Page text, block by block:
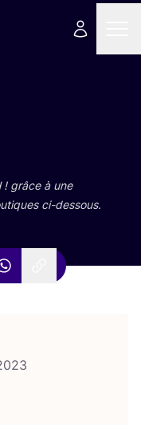
! grâce à une
ci-dessous.